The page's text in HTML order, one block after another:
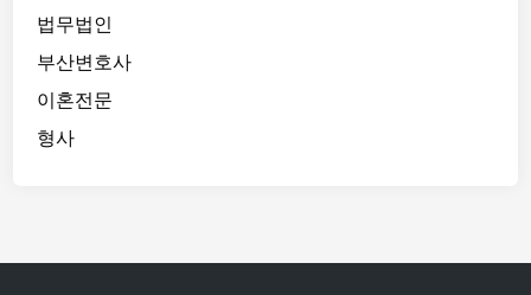
법무법인
부산변호사
이혼전문
형사